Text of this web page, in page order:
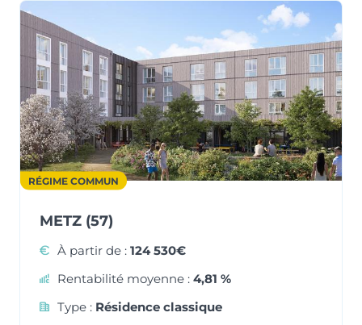
RÉGIME COMMUN
METZ (57)
À partir de : 124 530€
Rentabilité moyenne : 4,81 %
Type : Résidence classique